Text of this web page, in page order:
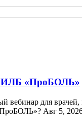
АИЛБ «ПроБОЛЬ»
вебинар для
Авг 5,